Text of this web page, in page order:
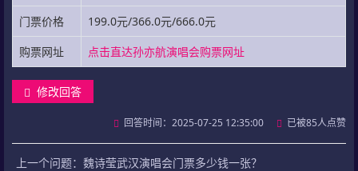
门票价格
199.0元/366.0元/666.0元
购票网址
点击直达孙亦航演唱会购票网址
修改回答
回答时间：2025-07-25 12:35:00 已被85人点赞
上一个问题： 魏诗莹武汉演唱会门票多少钱一张？